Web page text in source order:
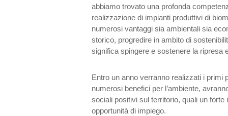
abbiamo trovato una profonda
realizzazione di impianti produttivi di
numerosi vantaggi sia ambientali sia
storico, progredire in ambito di
significa spingere e sostenere la ripresa
Entro un anno verranno realizzati i primi
numerosi benefici per l’ambiente,
sociali positivi sul territorio, quali un forte
opportunità di impiego.